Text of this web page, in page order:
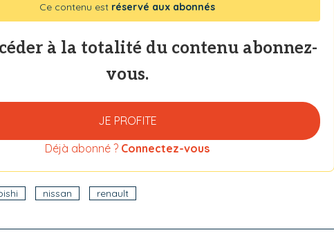
Ce contenu est réservé aux abonnés
à la totalité du contenu abonnez-
vous.
JE PROFITE
Déjà abonné ? Connectez-vous
nissan renault